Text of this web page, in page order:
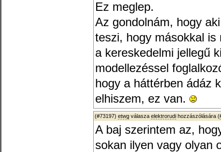
Ez meglep.
Az gondolnám, hogy
teszi, hogy másokkal
a kereskedelmi jellegű
modellezéssel
hogy a háttérben ádáz
elhiszem, ez van.
(#73197) etwg válasza elektrorudi hozzászólására (
A baj szerintem az,
sokan ilyen vagy olyan